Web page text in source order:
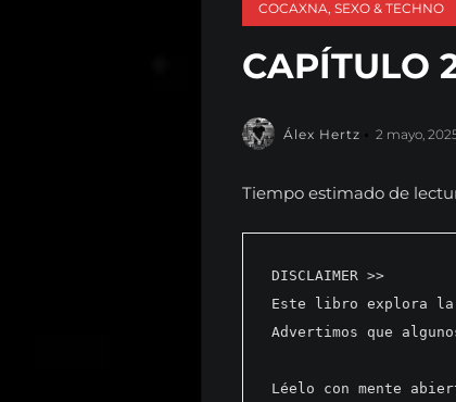
COCAXNA, SEXO & TECHNO
CAPÍTULO
Álex Hertz 2 mayo,
Tiempo estimado de
DISCLAIMER >>
Este libro explora la
Advertimos que
Léelo con mente